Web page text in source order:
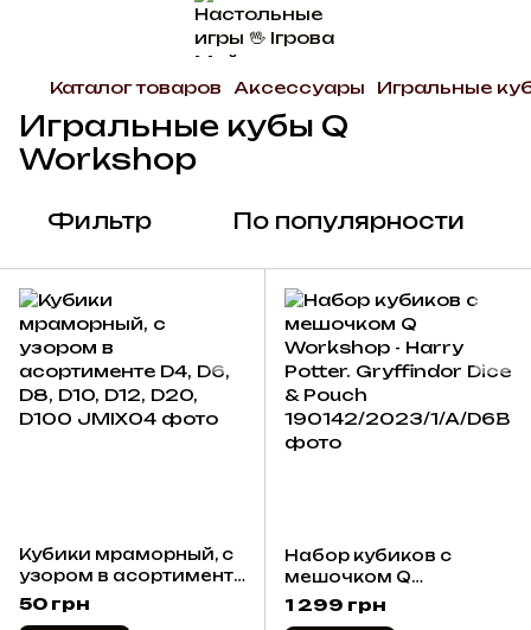
Каталог товаров Аксессуары Игральные
Игральные кубы Q
Workshop
Фильтр По популярности
Кубики мраморный, с
узором в асортименте
D4, D6, D8, D10, D12,
D20, D100
50 грн
Набор кубиков с
мешочком Q
Workshop - Harry
Potter. Gryffindor Dice &
1 299 грн